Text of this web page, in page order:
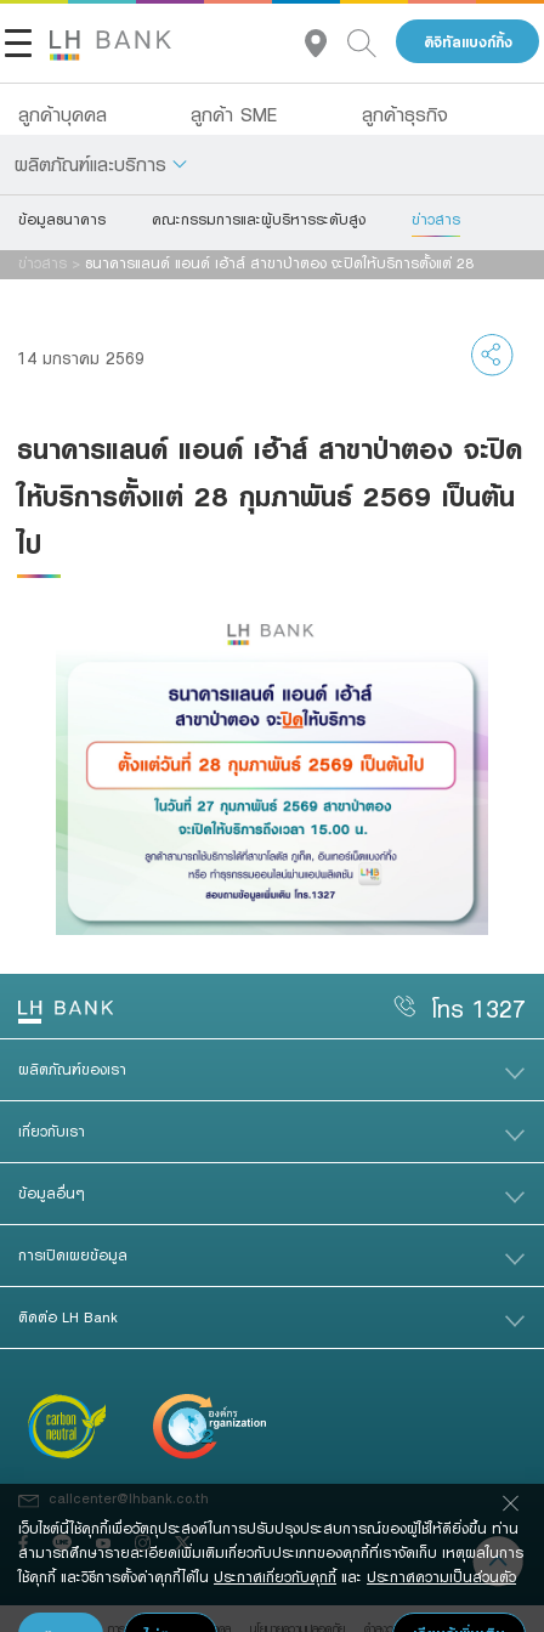
ดิจิทัลแบงก์กิ้ง
ลูกค้าบุคคล ลูกค้า SME ลูกค้าธุรกิจ
ผลิตภัณฑ์และบริการ
เกี่ยวกับเรา
ติดต่อเรา
โทร 1327 TH EN
เงินฝาก
บริการ
ดิจิทัลแบงก์กิ้ง
ข้อมูลธนาคาร คณะกรรมการและผู้บริหารระดับสูง ข่าวสาร
ข่าวสาร > ธนาคารแลนด์ แอนด์ เฮ้าส์ สาขาป่าตอง จะปิดให้บริการตั้งแต่ 28
14 มกราคม 2569
ธนาคารแลนด์ แอนด์ เฮ้าส์ สาขาป่าตอง จะปิด
ให้บริการตั้งแต่ 28 กุมภาพันธ์ 2569 เป็นต้น
ไป
โทร 1327
ผลิตภัณฑ์ของเรา
เกี่ยวกับเรา
ข้อมูลอื่นๆ
การเปิดเผยข้อมูล
ติดต่อ LH Bank
callcenter@lhbank.co.th
การคุ้มครองข้อมูลส่วนบุคคล นโยบายความปลอดภัย คําสงวนสิทธิ์
เว็บไซต์นี้ใช้คุกกี้เพื่อวัตถุประสงค์ในการปรับปรุงประสบการณ์ของผู้ใช้ให้ดียิ่งขึ้น ท่าน
สามารถศึกษารายละเอียดเพิ่มเติมเกี่ยวกับประเภทของคุกกี้ที่เราจัดเก็บ เหตุผลในการ
ใช้คุกกี้ และวิธีการตั้งค่าคุกกี้ได้ใน ประกาศเกี่ยวกับคุกกี้และ ประกาศความเป็นส่วนตัว